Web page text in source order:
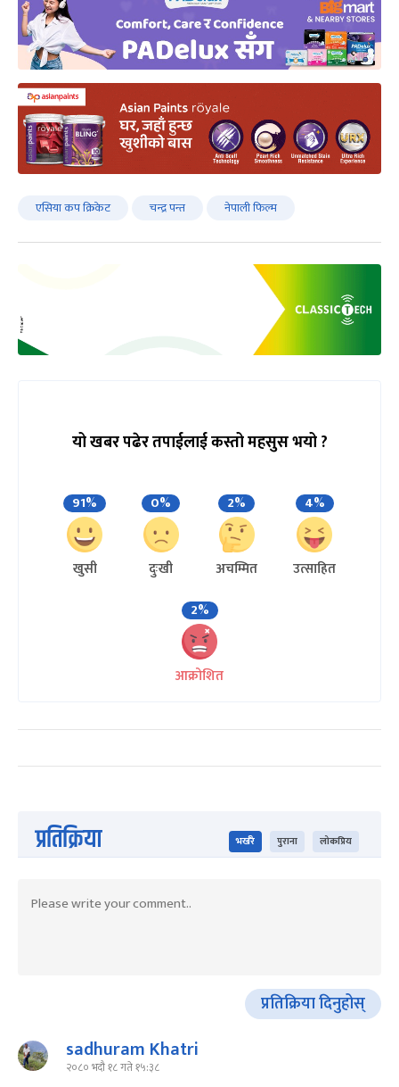
एसिया कप क्रिकेट चन्द्र पन्त नेपाली फिल्म
यो खबर पढेर तपाईलाई कस्तो महसुस भयो ?
91%
खुसी
0%
दुःखी
2%
अचम्मित
4%
उत्साहित
2%
आक्रोशित
प्रतिक्रिया भर्खरै पुराना लोकप्रिय
प्रतिक्रिया दिनुहोस्
sadhuram Khatri
२०८० भदौ १८ गते १५:३८